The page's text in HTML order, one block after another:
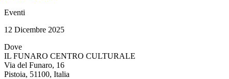
Eventi
12 Dicembre 2025
Dove
IL FUNARO CENTRO CULTURALE
Via del Funaro, 16
Pistoia, 51100, Italia